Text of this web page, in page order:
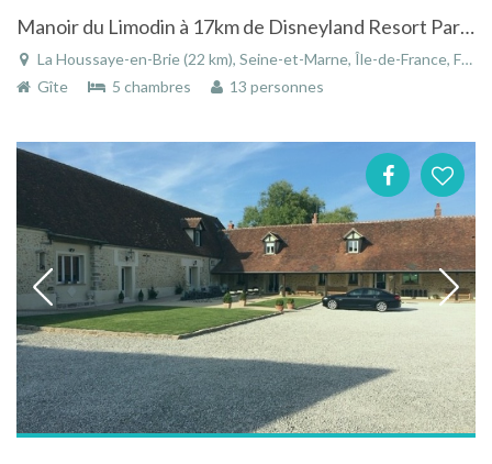
Manoir du Limodin à 17km de Disneyland Resort Paris, 45km de Paris, 11km du Parc des Félins,
La Houssaye-en-Brie (22 km), Seine-et-Marne, Île-de-France, France
Gîte
5 chambres 13 personnes